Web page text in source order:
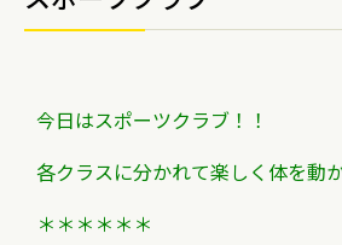
今日はスポーツクラブ！！
各クラスに分かれて楽しく体を動
＊＊＊＊＊＊